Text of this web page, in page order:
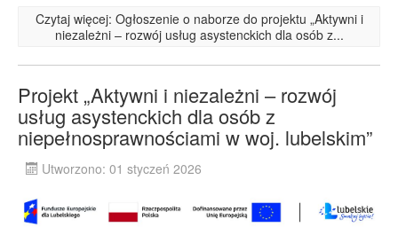
Czytaj więcej: Ogłoszenie o naborze do projektu „Aktywni i
niezależni – rozwój usług asystenckich dla osób z...
Projekt „Aktywni i niezależni – rozwój
usług asystenckich dla osób z
niepełnosprawnościami w woj. lubelskim”
Utworzono: 01 styczeń 2026